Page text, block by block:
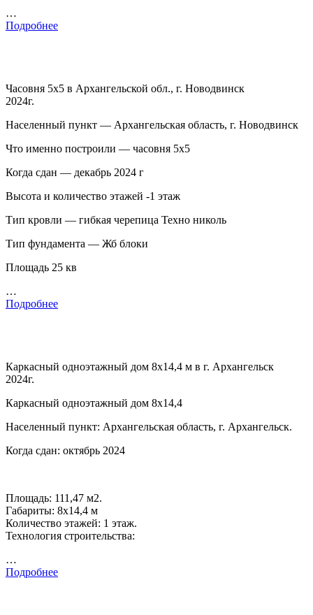
…
Подробнее
Часовня 5х5 в Архангельской обл., г. Новодвинск
2024г.
Населенный пункт — Архангельская область, г. Новодвинск
Что именно построили — часовня 5х5
Когда сдан — декабрь 2024 г
Высота и количество этажей -1 этаж
Тип кровли — гибкая черепица Техно николь
Тип фундамента — Жб блоки
Площадь 25 кв
…
Подробнее
Каркасный одноэтажный дом 8х14,4 м в г. Архангельск
2024г.
Каркасный одноэтажный дом 8х14,4
Населенный пункт: Архангельская область, г. Архангельск.
Когда сдан: октябрь 2024
Площадь: 111,47 м2.
Габариты: 8х14,4 м
Количество этажей: 1 этаж.
Технология строительства:
…
Подробнее